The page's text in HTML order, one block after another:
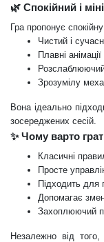
🌿 Спокійний і
Гра пропонує
Чистий і
Плавні анімації
Зрозумілу
Вона ідеально
зосереджених сесій.
✨ Чому варто
Класичні
Просте
Підходить для
Допомагає
Захоплюючий
Незалежно від